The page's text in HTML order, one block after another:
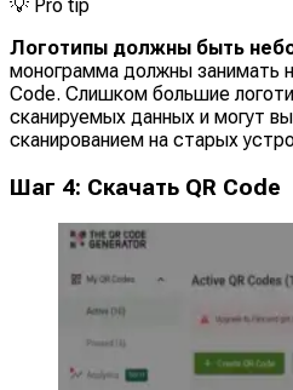
💡 Pro tip
Логотипы должны быть
монограмма должны занимать
Code. Слишком большие
сканируемых данных и могут
сканированием на старых
Шаг 4: Скачать QR Code